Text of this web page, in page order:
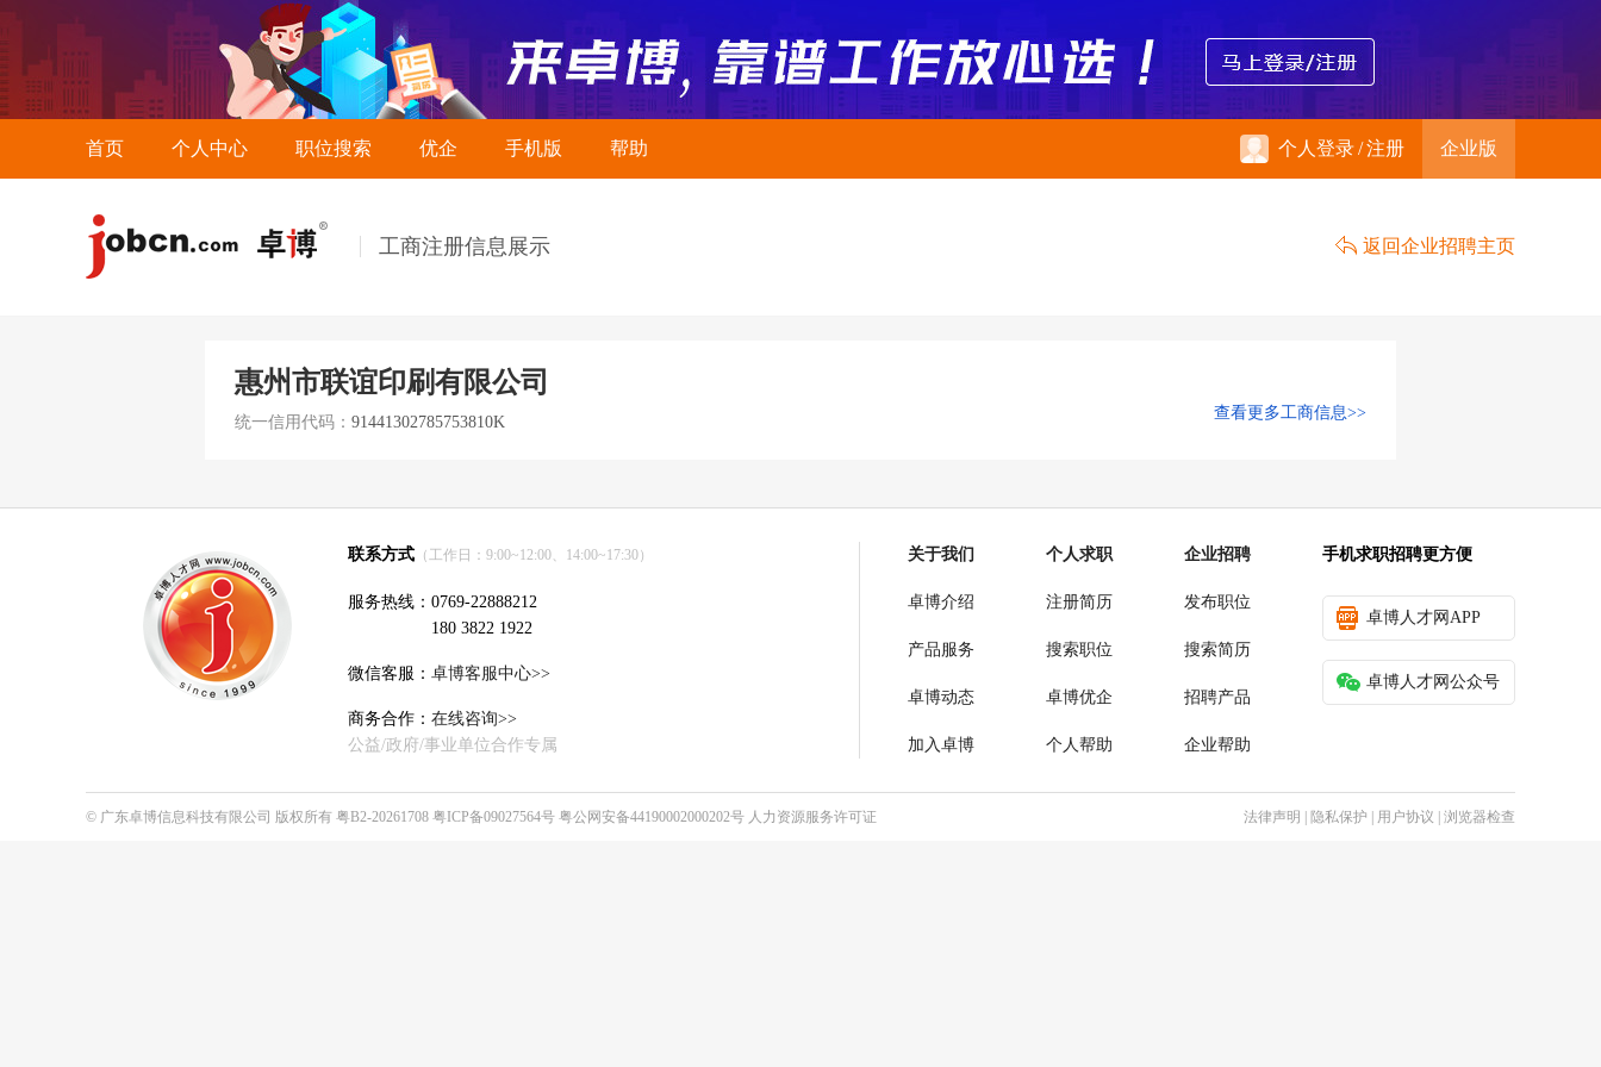
首页 个人中心 职位搜索 优企 手机版 帮助 个人登录/注册 企业版
工商注册信息展示 返回企业招聘主页
惠州市联谊印刷有限公司
统一信用代码： 91441302785753810K
查看更多工商信息>>
联系方式 （工作日：9:00~12:00、14:00~17:30）
服务热线：0769-22888212
180 3822 1922
微信客服： 卓博客服中心>>
商务合作： 在线咨询>>
公益/政府/事业单位合作专属
关于我们
卓博介绍
产品服务
卓博动态
加入卓博
个人求职
注册简历
搜索职位
卓博优企
个人帮助
企业招聘
发布职位
搜索简历
招聘产品
企业帮助
手机求职招聘更方便
卓博人才网APP
卓博人才网公众号
© 广东卓博信息科技有限公司 版权所有 粤B2-20261708 粤ICP备09027564号 粤公网安备44190002000202号 人力资源服务许可证 法律声明 隐私保护 用户协议 浏览器检查